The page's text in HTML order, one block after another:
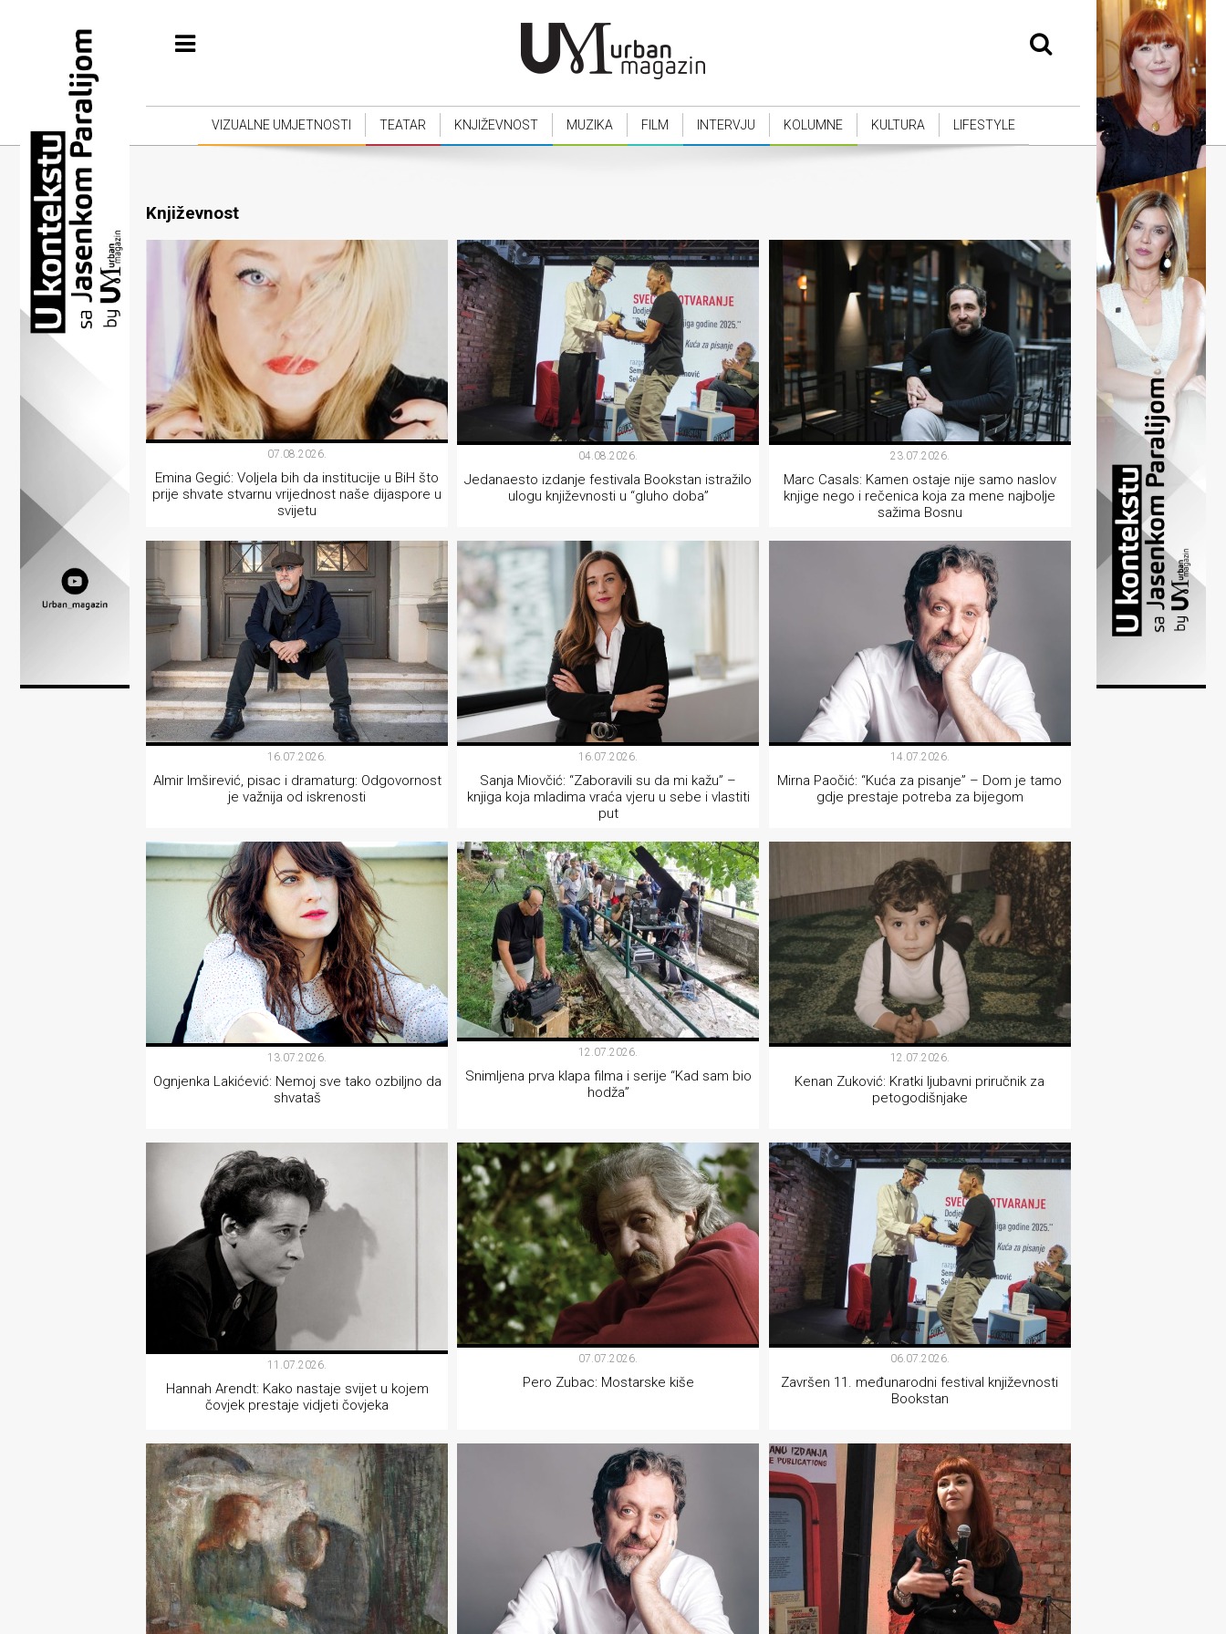
Vizualne
umjetnosti
Teatar
Književnost
Muzika
Film
Intervju
Kolumne
Lifestyle
Beauty
Zdravlje
stolom
u
VIZUALNE UMJETNOSTI TEATAR KNJIŽEVNOST MUZIKA FILM INTERVJU KOLUMNE KULTURA LIFESTYLE
Književnost
07.08.2026.
Emina Gegić: Voljela bih da institucije u BiH što
prije shvate stvarnu vrijednost naše dijaspore u
svijetu
INTERVJU
04.08.2026.
Jedanaesto izdanje festivala Bookstan istražilo
ulogu književnosti u “gluho doba”
KNJIŽEVNOST
23.07.2026.
Marc Casals: Kamen ostaje nije samo naslov
knjige nego i rečenica koja za mene najbolje
sažima Bosnu
INTERVJU
16.07.2026.
Almir Imširević, pisac i dramaturg: Odgovornost
je važnija od iskrenosti
INTERVJU
16.07.2026.
Sanja Miovčić: “Zaboravili su da mi kažu” –
knjiga koja mladima vraća vjeru u sebe i vlastiti
put
INTERVJU
14.07.2026.
Mirna Paočić: “Kuća za pisanje” – Dom je tamo
gdje prestaje potreba za bijegom
13.07.2026.
Ognjenka Lakićević: Nemoj sve tako ozbiljno da
shvataš
12.07.2026.
Snimljena prva klapa filma i serije “Kad sam bio
hodža”
FILM
12.07.2026.
Kenan Zuković: Kratki ljubavni priručnik za
petogodišnjake
KNJIŽEVNOST
11.07.2026.
Hannah Arendt: Kako nastaje svijet u kojem
čovjek prestaje vidjeti čovjeka
KNJIŽEVNOST
07.07.2026.
Pero Zubac: Mostarske kiše
KNJIŽEVNOST
06.07.2026.
Završen 11. međunarodni festival književnosti
Bookstan
KNJIŽEVNOST